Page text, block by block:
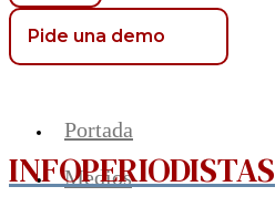
Pide una demo
Portada
Medios
INFOPERIODISTAS